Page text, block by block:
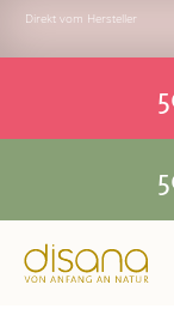
Direkt vom Hersteller